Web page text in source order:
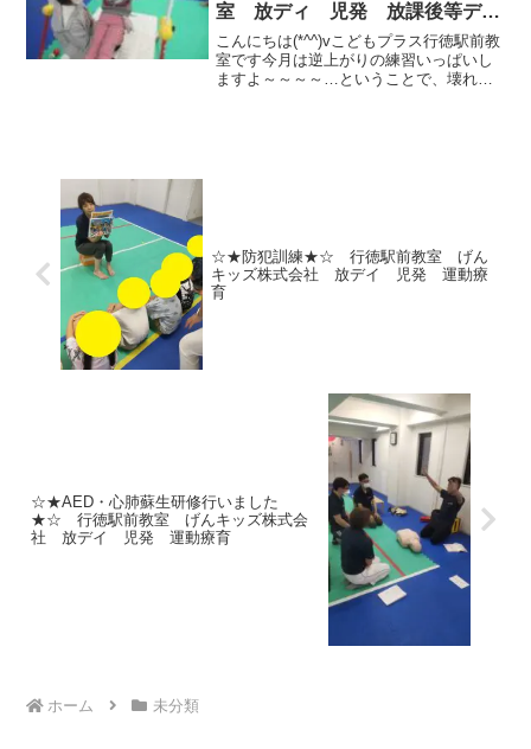
室 放ディ 児発 放課後等デイ
サービス 児童発達支援事業 無
料送迎 発達障害 運動療育
行徳 行徳駅前 南行徳 妙典
こんにちは(*^^)vこどもプラス行徳駅前教
室です今月は逆上がりの練習いっぱいし
ますよ～～～～…ということで、壊れた
☆★防犯訓練★☆ 行徳駅前教室 げん
キッズ株式会社 放デイ 児発 運動療
育
☆★AED・心肺蘇生研修行いました
★☆ 行徳駅前教室 げんキッズ株式会
社 放デイ 児発 運動療育
ホーム 未分類